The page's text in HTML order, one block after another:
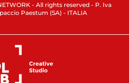
- All rights reserved - P. Iva
Paestum (SA) - ITALIA